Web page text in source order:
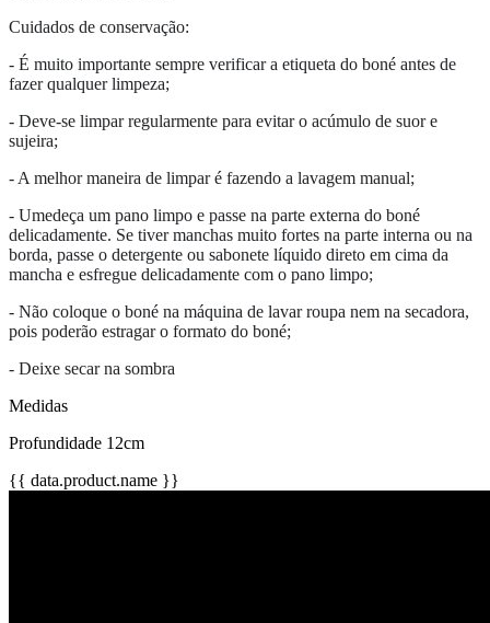
Cuidados de conservação:
- É muito importante sempre verificar a etiqueta do boné antes de
fazer qualquer limpeza;
- Deve-se limpar regularmente para evitar o acúmulo de suor e
sujeira;
- A melhor maneira de limpar é fazendo a lavagem manual;
- Umedeça um pano limpo e passe na parte externa do boné
delicadamente. Se tiver manchas muito fortes na parte interna ou na
borda, passe o detergente ou sabonete líquido direto em cima da
mancha e esfregue delicadamente com o pano limpo;
- Não coloque o boné na máquina de lavar roupa nem na secadora,
pois poderão estragar o formato do boné;
- Deixe secar na sombra
Medidas
Profundidade 12cm
{{ data.product.name }}